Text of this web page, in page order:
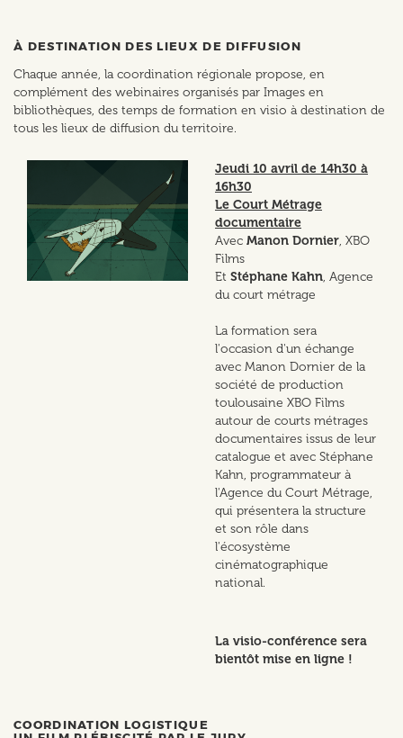
À DESTINATION DES LIEUX DE DIFFUSION
Chaque année, la coordination régionale propose, en
complément des webinaires organisés par Images en
bibliothèques, des temps de formation en visio à destination de
tous les lieux de diffusion du territoire.
Jeudi 10 avril de 14h30 à
16h30
Le Court Métrage
documentaire
Avec Manon Dornier, XBO
Films
Et Stéphane Kahn, Agence
du court métrage
La formation sera
l'occasion d'un échange
avec Manon Dornier de la
société de production
toulousaine XBO Films
autour de courts métrages
documentaires issus de leur
catalogue et avec Stéphane
Kahn, programmateur à
l'Agence du Court Métrage,
qui présentera la structure
et son rôle dans
l'écosystème
cinématographique
national.
La visio-conférence sera
bientôt mise en ligne !
COORDINATION LOGISTIQUE